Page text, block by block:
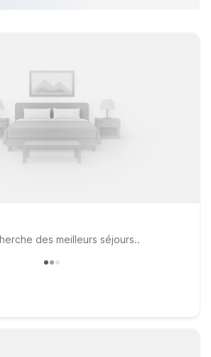
des meilleurs séjours..